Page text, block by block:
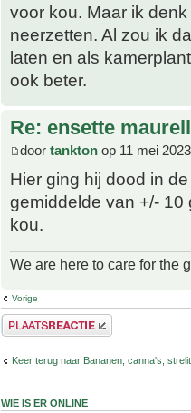
voor kou. Maar ik
neerzetten. Al zou ik
laten en als
ook beter.
Re: ensette
door tankton op 11 mei
Hier ging hij dood in
gemiddelde van +/- 10
kou.
We are here to care for the
Vorige
Plaats een reactie
Keer terug naar Bananen, canna's,
WIE IS ER ONLINE